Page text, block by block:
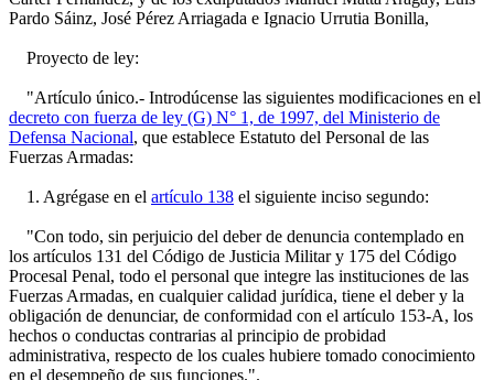
Pardo Sáinz, José Pérez Arriagada e Ignacio Urrutia Bonilla,
Proyecto de ley:
"Artículo único.- Introdúcense las siguientes modificaciones en el
decreto con fuerza de ley (G) N° 1, de 1997, del Ministerio de
Defensa Nacional, que establece Estatuto del Personal de las
Fuerzas Armadas:
1. Agrégase en el artículo 138 el siguiente inciso segundo:
"Con todo, sin perjuicio del deber de denuncia contemplado en
los artículos 131 del Código de Justicia Militar y 175 del Código
Procesal Penal, todo el personal que integre las instituciones de las
Fuerzas Armadas, en cualquier calidad jurídica, tiene el deber y la
obligación de denunciar, de conformidad con el artículo 153-A, los
hechos o conductas contrarias al principio de probidad
administrativa, respecto de los cuales hubiere tomado conocimiento
en el desempeño de sus funciones.".